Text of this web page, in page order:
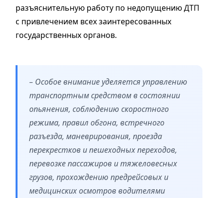
разъяснительную работу по недопущению ДТП
с привлечением всех заинтересованных
государственных органов.
– Особое внимание уделяется управлению
транспортным средством в состоянии
опьянения, соблюдению скоростного
режима, правил обгона, встречного
разъезда, маневрирования, проезда
перекрестков и пешеходных переходов,
перевозке пассажиров и тяжеловесных
грузов, прохождению предрейсовых и
медицинских осмотров водителями